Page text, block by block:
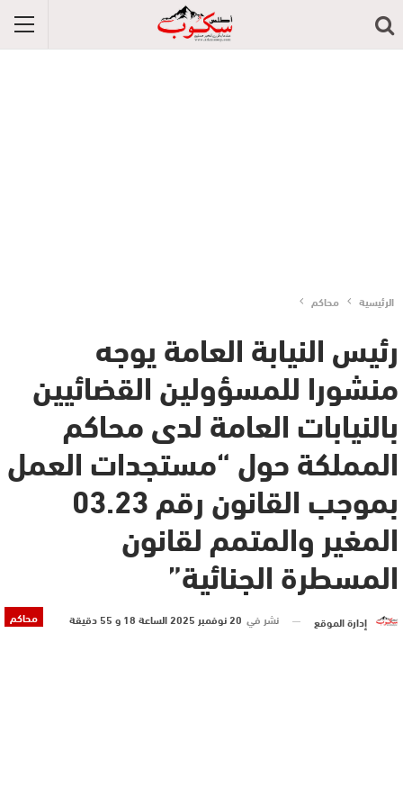
الرئيسية محاكم
رئيس النيابة العامة يوجه
منشورا للمسؤولين القضائيين
بالنيابات العامة لدى محاكم
المملكة حول “مستجدات العمل
بموجب القانون رقم 03.23
المغير والمتمم لقانون
المسطرة الجنائية”
محاكم إدارة الموقع نشر في 20 نوفمبر 2025 الساعة 18 و 55 دقيقة